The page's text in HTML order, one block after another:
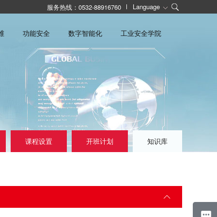
Language
服务热线：0532-88916760
功能安全 数字智能化 工业安全学院
课程设置 开班计划 知识库
